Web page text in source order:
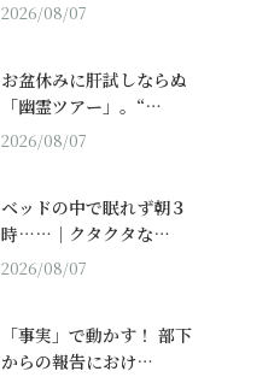
2026/08/07
お盆休みに肝試しならぬ
「幽霊ツアー」。“…
2026/08/07
ベッドの中で眠れず朝３
時……｜クタクタな…
2026/08/07
「事実」で動かす！ 部下
からの報告におけ…